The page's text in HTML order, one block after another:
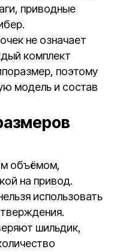
приводные
не означает
комплект
поэтому
модель и состав
объёмом,
на привод.
использовать
шильдик,